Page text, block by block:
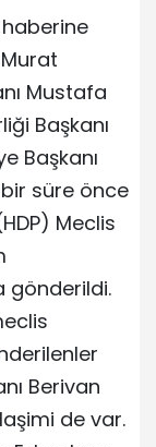
haberine
Mustafa
Başkanı
Başkanı
süre önce
Meclis
gönderildi.
Berivan
de var.